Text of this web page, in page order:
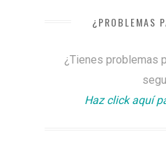
¿PROBLEMAS
¿Tienes problemas
Haz click aquí